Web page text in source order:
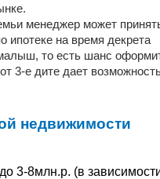
менеджер может
ипотеке на время декрета
то есть шанс
3-е дите дает
недвижимости
3-8млн.р. (в